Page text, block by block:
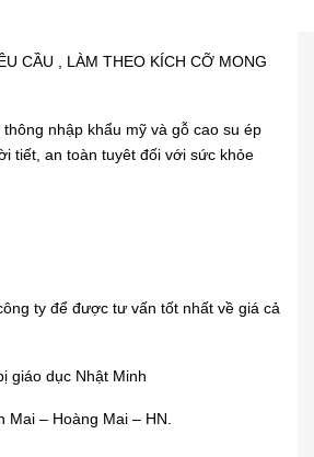
CẦU , LÀM THEO KÍCH CỠ MONG
nhập khẩu mỹ và gỗ cao su ép
tiết, an toàn tuyêt đối với sức khỏe
ty để được tư vấn tốt nhất về giá cả
giáo dục Nhật Minh
– Hoàng Mai – HN.